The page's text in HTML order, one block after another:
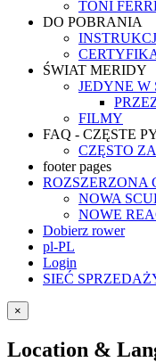
TONI
DO POBRANIA
ŚWIAT MERIDY
JEDYNE W
FILMY
FAQ - CZĘSTE
CZĘSTO
footer pages
ROZSZERZONA
NOWA
NOWE
Dobierz rower
pl-PL
Login
SIEĆ
×
Location &